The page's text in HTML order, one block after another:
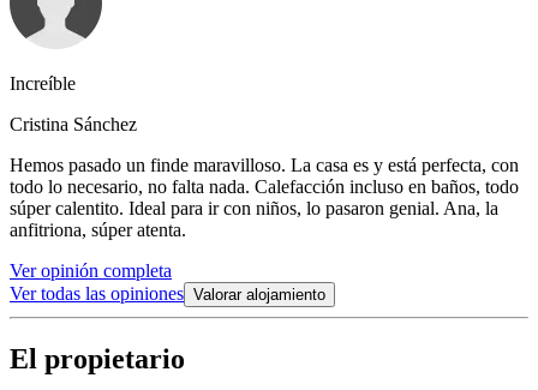
Increíble
Cristina Sánchez
Hemos pasado un finde maravilloso. La casa es y está perfecta, con
todo lo necesario, no falta nada. Calefacción incluso en baños, todo
súper calentito. Ideal para ir con niños, lo pasaron genial. Ana, la
anfitriona, súper atenta.
Ver opinión completa
Ver todas las opiniones Valorar alojamiento
El propietario